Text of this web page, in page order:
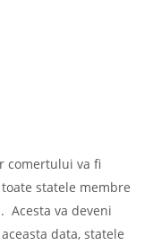
comertului va fi
statele membre
Acesta va deveni
data, statele